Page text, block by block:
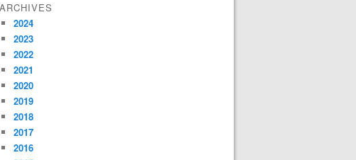
ARCHIVES
2024
2023
2022
2021
2020
2019
2018
2017
2016